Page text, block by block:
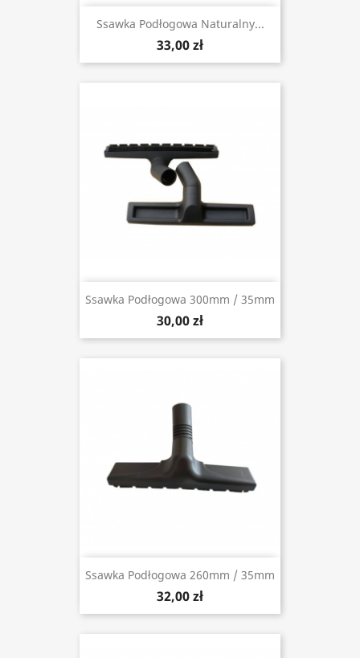
Ssawka Podłogowa Naturalny...
33,00 zł
Ssawka Podłogowa 300mm / 35mm
30,00 zł
Ssawka Podłogowa 260mm / 35mm
32,00 zł